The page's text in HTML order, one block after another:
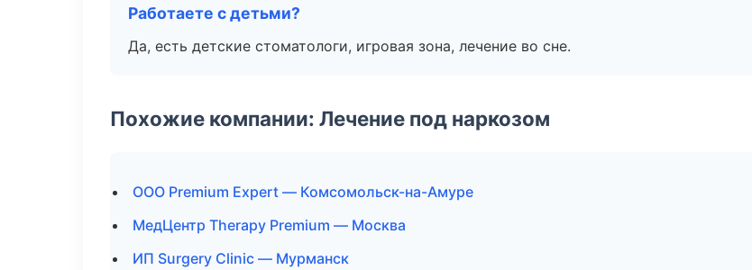
Работаете с детьми?
Да, есть детские стоматологи, игровая зона, лечение во сне.
Похожие компании: Лечение под наркозом
ООО Premium Expert — Комсомольск-на-Амуре
МедЦентр Therapy Premium — Москва
ИП Surgery Clinic — Мурманск